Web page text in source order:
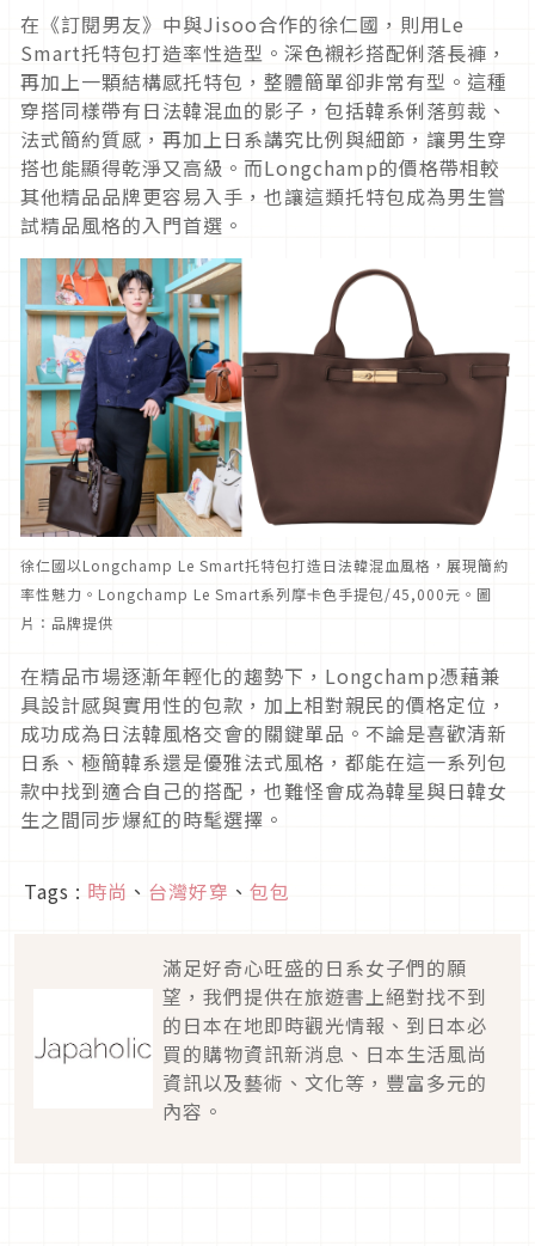
在《訂閱男友》中與Jisoo合作的徐仁國，則用Le
Smart托特包打造率性造型。深色襯衫搭配俐落長褲，
再加上一顆結構感托特包，整體簡單卻非常有型。這種
穿搭同樣帶有日法韓混血的影子，包括韓系俐落剪裁、
法式簡約質感，再加上日系講究比例與細節，讓男生穿
搭也能顯得乾淨又高級。而Longchamp的價格帶相較
其他精品品牌更容易入手，也讓這類托特包成為男生嘗
試精品風格的入門首選。
徐仁國以Longchamp Le Smart托特包打造日法韓混血風格，展現簡約
率性魅力。Longchamp Le Smart系列摩卡色手提包/45,000元。圖
片：品牌提供
在精品市場逐漸年輕化的趨勢下，Longchamp憑藉兼
具設計感與實用性的包款，加上相對親民的價格定位，
成功成為日法韓風格交會的關鍵單品。不論是喜歡清新
日系、極簡韓系還是優雅法式風格，都能在這一系列包
款中找到適合自己的搭配，也難怪會成為韓星與日韓女
生之間同步爆紅的時髦選擇。
Tags : 時尚 、 台灣好穿 、 包包
滿足好奇心旺盛的日系女子們的願
望，我們提供在旅遊書上絕對找不到
的日本在地即時觀光情報、到日本必
買的購物資訊新消息、日本生活風尚
資訊以及藝術、文化等，豐富多元的
內容。